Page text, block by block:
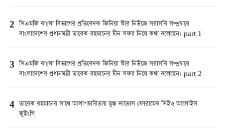
2 সিএমজি বাংলা বিভাগের প্রতিবেদক জিনিয়া স্টার নিউজে সরাসরি সম্প্রচারে
বাংলাদেশের প্রধানমন্ত্রী তারেক রহমানের চীন সফর নিয়ে কথা বলেছেন। part 1
3 সিএমজি বাংলা বিভাগের প্রতিবেদক জিনিয়া স্টার নিউজে সরাসরি সম্প্রচারে
বাংলাদেশের প্রধানমন্ত্রী তারেক রহমানের চীন সফর নিয়ে কথা বলেছেন। part 2
4 তারেক রহমানের সাথে আলাপচারিতায় মুগ্ধ দাভোস ফোরামের সিইও আলোইস
জুইংগি